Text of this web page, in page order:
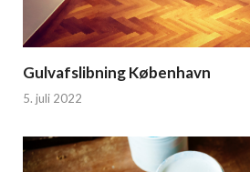
Gulvafslibning København
5. juli 2022